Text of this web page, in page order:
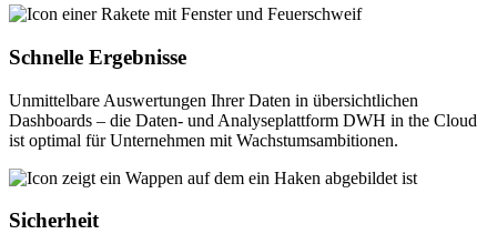
Schnelle Ergebnisse
Unmittelbare Auswertungen Ihrer Daten in übersichtlichen
Dashboards – die Daten- und Analyseplattform DWH in the Cloud
ist optimal für Unternehmen mit Wachstumsambitionen.
Sicherheit